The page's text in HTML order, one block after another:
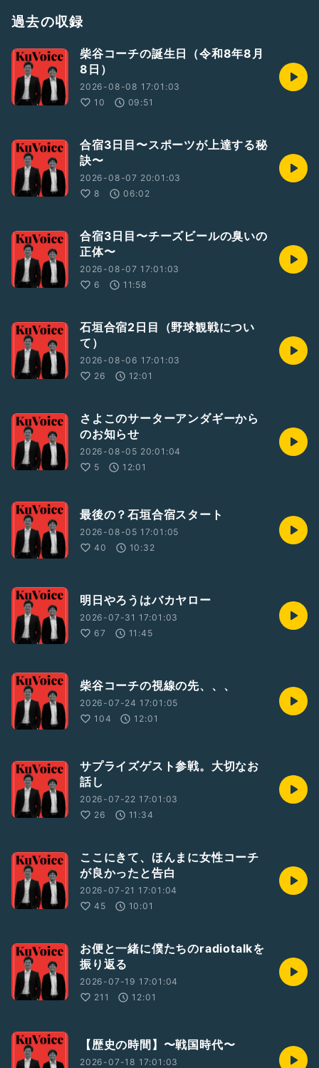
過去の収録
柴谷コーチの誕生日（令和8年8月
8日）
2026-08-08 17:01:03
10
09:51
合宿3日目〜スポーツが上達する秘
訣〜
2026-08-07 20:01:03
8
06:02
合宿3日目〜チーズビールの臭いの
正体〜
2026-08-07 17:01:03
6
11:58
石垣合宿2日目（野球観戦につい
て）
2026-08-06 17:01:03
26
12:01
さよこのサーターアンダギーから
のお知らせ
2026-08-05 20:01:04
5
12:01
最後の？石垣合宿スタート
2026-08-05 17:01:05
40
10:32
明日やろうはバカヤロー
2026-07-31 17:01:03
67
11:45
柴谷コーチの視線の先、、、
2026-07-24 17:01:05
104
12:01
サプライズゲスト参戦。大切なお
話し
2026-07-22 17:01:03
26
11:34
ここにきて、ほんまに女性コーチ
が良かったと告白
2026-07-21 17:01:04
45
10:01
お便と一緒に僕たちのradiotalkを
振り返る
2026-07-19 17:01:04
211
12:01
【歴史の時間】〜戦国時代〜
2026-07-18 17:01:03